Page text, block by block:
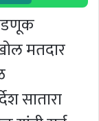
मतदार
सातारा